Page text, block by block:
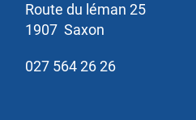
Route du léman 25
1907 Saxon
027 564 26 26